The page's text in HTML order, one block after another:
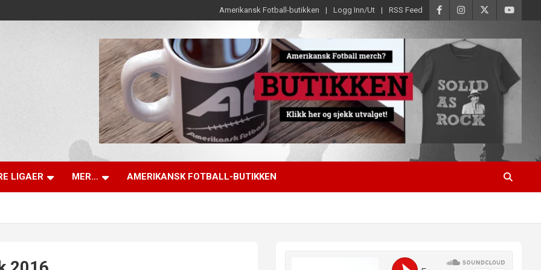
Amerikansk Fotball-butikken Logg Inn/Ut RSS Feed
LIGAER MER… AMERIKANSK FOTBALL-BUTIKKEN